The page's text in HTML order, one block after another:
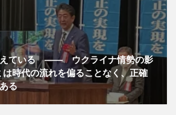
えている ―― ウクライナ情勢の影
代の流れを偏ることなく、正確
る